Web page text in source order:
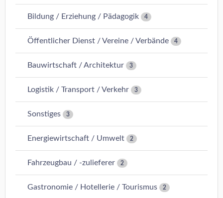
Bildung / Erziehung / Pädagogik 4
Öffentlicher Dienst / Vereine / Verbände 4
Bauwirtschaft / Architektur 3
Logistik / Transport / Verkehr 3
Sonstiges 3
Energiewirtschaft / Umwelt 2
Fahrzeugbau / -zulieferer 2
Gastronomie / Hotellerie / Tourismus 2